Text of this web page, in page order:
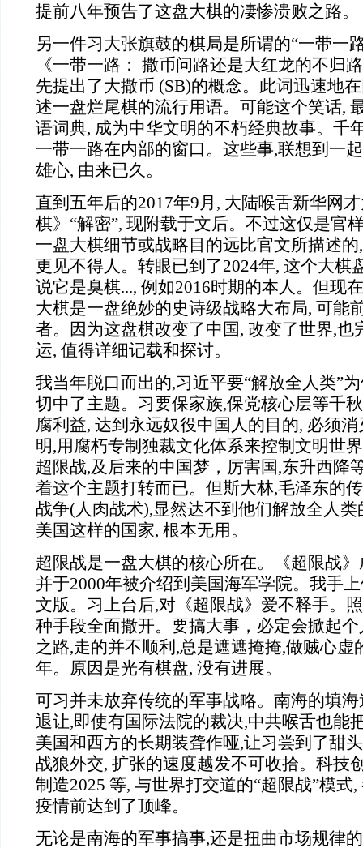
提前八年预告了这盘大棋的凄惨溃败之路。
另一件习大张旗鼓的棋局是所谓的“一带一
《一带一路： 撒币问路还是大红龙的不归
先提出了大撒币 (SB)的概念。此词迅速地
述一盘烂尾棋的流行用语。可能这个笑话,
语词典, 成为中华文明的不朽经典故事。千
一带一路在内部的窗口。这些事,联想到一
雄心, 由来已久。
直到五年后的2017年9月, 大陆喉舌新华网
棋》“解密”, 现附载于文后。不过这仅是官
一盘大棋细节或战略目的远比官文所描述
更见不得人。转眼已到了2024年, 这个大棋
说它是臭棋..., 例如2016时期的本人。但现
大棋是一盘绝妙的史诗级战略大布局, 可能
者。因为这盘棋改变了中国, 改变了世界,也
运, 值得详细记载和探讨。
我当年脱口而出的,习近平要“解放全人类”
切中了主题。习要保家族,保党核心层等千
腐利益, 达到永远奴役中国人的目的, 必须
明,用腐朽专制独裁文化体系来控制文明世
超限战,及后来的中国梦，厉害国,东升西降
着这个主题打转而已。但斯大林,毛泽东的
战争(人肉战术),显然达不到他们解放全人类
美国这样的国家, 根本无用。
超限战是一盘大棋的核心所在。《超限战
并于2000年被介绍到美国海军学院。我手
文版。习上台后,对《超限战》爱不释手。
种手段全面撒开。要搞大事，必定会掀起
之路,走的并不顺利,总是遮遮掩掩,做贼心虚
年。原因是光有棋盘, 没有进展。
可习并未放弃传统的军事战略。南海的填
退让,即使有国际法院的裁决,中共喉舌也能
美国和西方的长期装聋作哑,让习尝到了甜
战狼外交, 扩张的速度越发不可收拾。科技
制造2025 等, 与世界打交道的“超限战”模式
疫情前达到了顶峰。
无论是南海的军事搞事,还是扭曲市场规律